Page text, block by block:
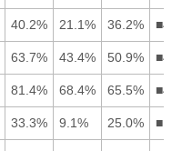
40.2% 21.1% 36.2%
63.7% 43.4% 50.9%
81.4% 68.4% 65.5%
33.3% 9.1% 25.0%